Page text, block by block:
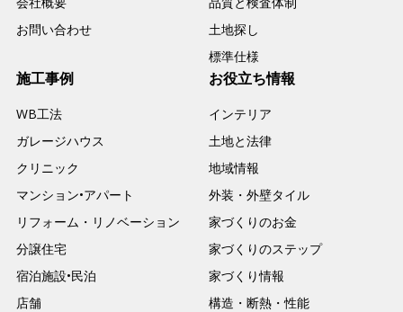
お問い合わせ
土地探し
標準仕様
施工事例
WB工法
ガレージハウス
クリニック
マンション•アパート
リフォーム・リノベーション
分譲住宅
宿泊施設•民泊
店舗
お役立ち情報
インテリア
土地と法律
地域情報
外装・外壁タイル
家づくりのお金
家づくりのステップ
家づくり情報
構造・断熱・性能